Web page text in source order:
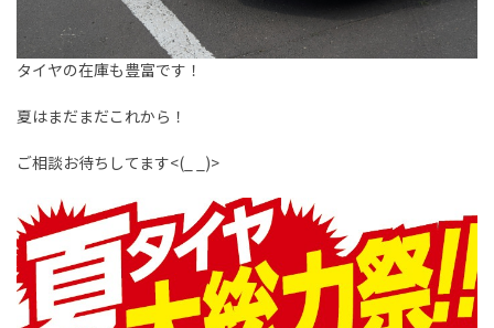
タイヤの在庫も豊富です！
夏はまだまだこれから！
ご相談お待ちしてます<(_ _)>